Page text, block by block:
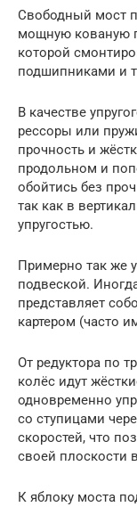
Свободный мост
мощную кованую
которой
подшипниками и
В качестве
рессоры или
прочность и
продольном и
обойтись без
так как в
упругостью.
Примерно так же
подвеской.
представляет
картером (часто
От редуктора по
колёс идут
одновременно
со ступицами
скоростей, что
своей плоскости
К яблоку моста